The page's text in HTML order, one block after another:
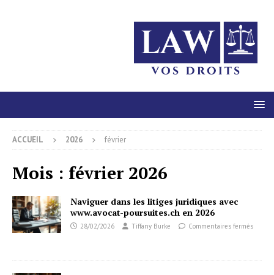
ACCUEIL 2026 février
Mois : février 2026
Naviguer dans les litiges juridiques avec
www.avocat-poursuites.ch en 2026
28/02/2026 Tiffany Burke Commentaires fermés